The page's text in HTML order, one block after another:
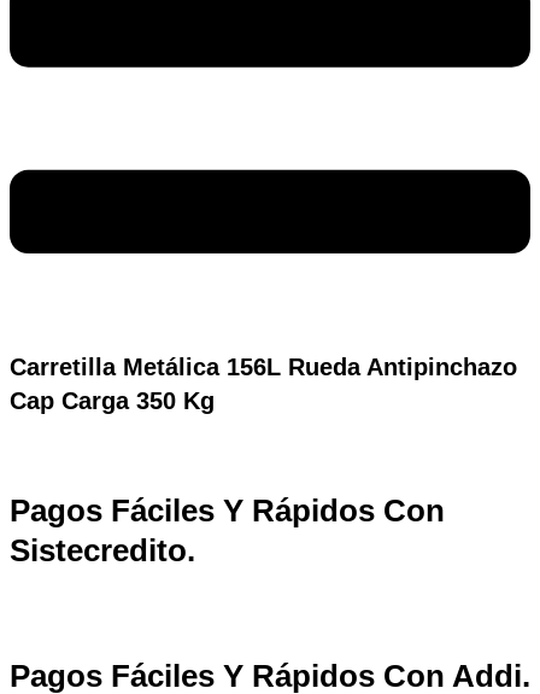
Carretilla Metálica 156L Rueda Antipinchazo
Cap Carga 350 Kg
Pagos Fáciles Y Rápidos Con
Sistecredito.
Pagos Fáciles Y Rápidos Con Addi.